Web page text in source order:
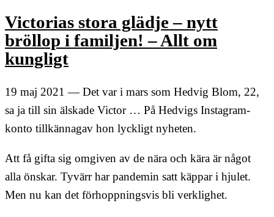
Victorias stora glädje – nytt
bröllop i familjen! – Allt om
kungligt
19 maj 2021 — Det var i mars som Hedvig Blom, 22,
sa ja till sin älskade Victor … På Hedvigs Instagram-
konto tillkännagav hon lyckligt nyheten.
Att få gifta sig omgiven av de nära och kära är något
alla önskar. Tyvärr har pandemin satt käppar i hjulet.
Men nu kan det förhoppningsvis bli verklighet.